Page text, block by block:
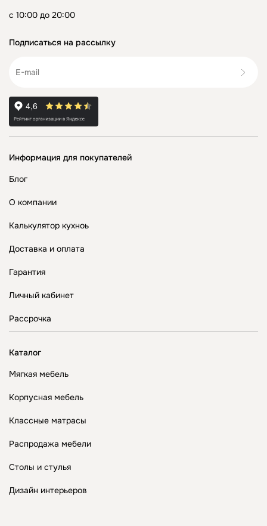
с 10:00 до 20:00
Подписаться на рассылку
Информация для покупателей
Блог
О компании
Калькулятор кухноь
Доставка и оплата
Гарантия
Личный кабинет
Рассрочка
Каталог
Мягкая мебель
Корпусная мебель
Классные матрасы
Распродажа мебели
Столы и стулья
Дизайн интерьеров